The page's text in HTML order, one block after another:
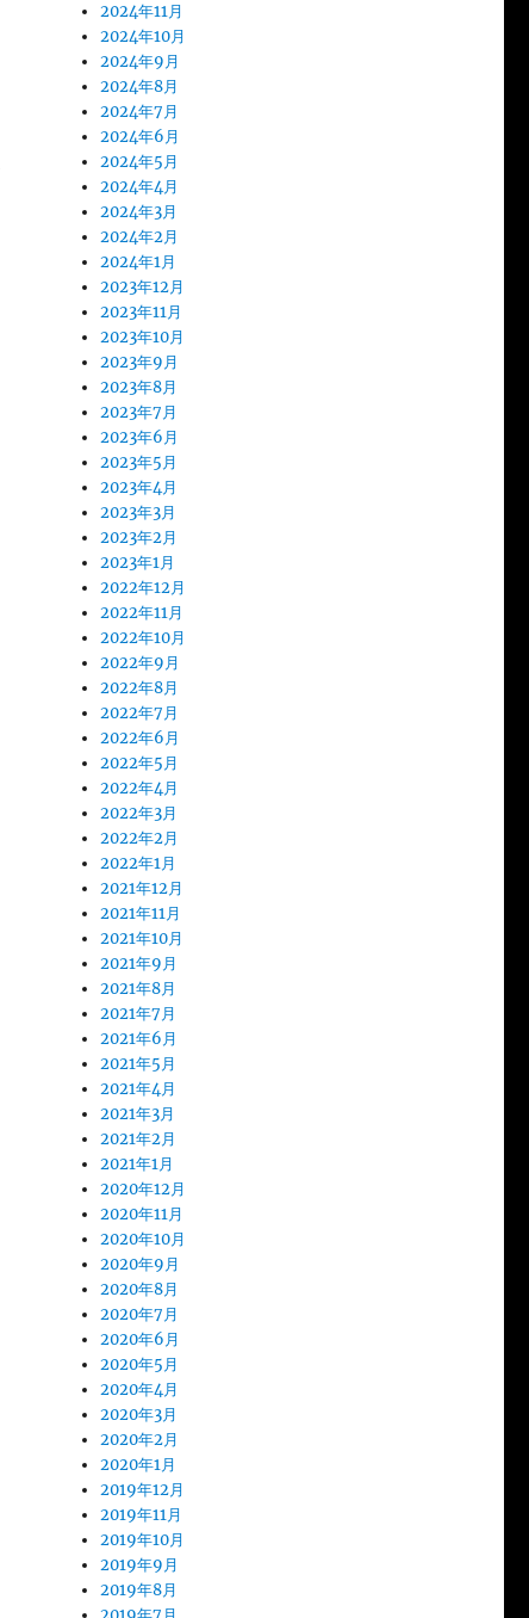
2024年11月
2024年10月
2024年9月
2024年8月
2024年7月
2024年6月
2024年5月
2024年4月
2024年3月
2024年2月
2024年1月
2023年12月
2023年11月
2023年10月
2023年9月
2023年8月
2023年7月
2023年6月
2023年5月
2023年4月
2023年3月
2023年2月
2023年1月
2022年12月
2022年11月
2022年10月
2022年9月
2022年8月
2022年7月
2022年6月
2022年5月
2022年4月
2022年3月
2022年2月
2022年1月
2021年12月
2021年11月
2021年10月
2021年9月
2021年8月
2021年7月
2021年6月
2021年5月
2021年4月
2021年3月
2021年2月
2021年1月
2020年12月
2020年11月
2020年10月
2020年9月
2020年8月
2020年7月
2020年6月
2020年5月
2020年4月
2020年3月
2020年2月
2020年1月
2019年12月
2019年11月
2019年10月
2019年9月
2019年8月